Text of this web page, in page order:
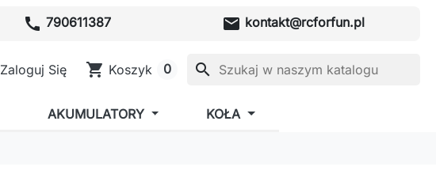
call 790611387 mail kontakt@rcforfun.pl
Zaloguj Się shopping_cart Koszyk 0 search
AKUMULATORY KOŁA